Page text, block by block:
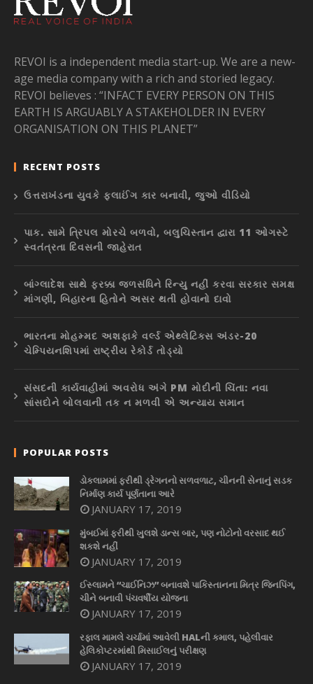
REVOI is a independent media start-up. We are a new-
age media company with a rich and storied legacy.
REVOI believes : “INFACT EVERY PERSON ON THIS
EARTH IS ARGUABLY A STAKEHOLDER IN EVERY
ORGANISATION ON THIS PLANET”
RECENT POSTS
ઉત્તરાખંડના યુવકે ફ્લાઈંગ કાર બનાવી, જુઓ વીડિયો
પાક. સામે ત્રિપલ મોરચે બળવો, બલુચિસ્તાન દ્વારા 11 ઓગસ્ટે
સ્વતંત્રતા દિવસની જાહેરાત
બાંગ્લાદેશ સાથે ફરક્કા જળસંધિને રિન્યુ નહીં કરવા સરકાર સમક્ષ
માંગણી, બિહારના હિતોને અસર થતી હોવાનો દાવો
ભારતના મોહમ્મદ અશફાકે વર્લ્ડ એથ્લેટિક્સ અંડર-20
ચેમ્પિયનશિપમાં રાષ્ટ્રીય રેકોર્ડ તોડ્યો
સંસદની કાર્યવાહીમાં અવરોધ અંગે PM મોદીની ચિંતા: નવા
સાંસદોને બોલવાની તક ન મળવી એ અન્યાય સમાન
POPULAR POSTS
ડોકલામમાં ફરીથી ડ્રેગનનો સળવળાટ, ચીનની સેનાનું સડક
નિર્માણ કાર્ય પૂર્ણતાના આરે
JANUARY 17, 2019
મુંબઈમાં ફરીથી ખુલશે ડાન્સ બાર, પણ નોટોનો વરસાદ થઈ
શકશે નહીં
JANUARY 17, 2019
ઈસ્લામને “ચાઈનિઝ” બનાવશે પાકિસ્તાનના મિત્ર જિનપિંગ,
ચીને બનાવી પંચવર્ષીય યોજના
JANUARY 17, 2019
રફાલ મામલે ચર્ચામાં આવેલી HALની કમાલ, પહેલીવાર
હેલિકોપ્ટરમાંથી મિસાઈલનું પરીક્ષણ
JANUARY 17, 2019